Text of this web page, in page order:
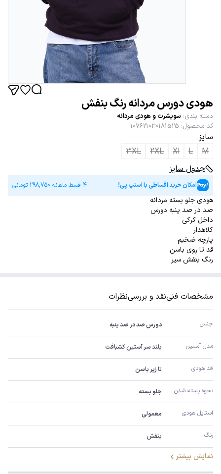
هودی دورس مردانه رنگ بنفش
دسته بندی: سویشرت و هودی مردانه
کد محصول:
107621030181525
سایز
M
L
Xl
2XL
3XL
جدول سایز
امکان خرید اقساطی با اسنپ پی! 4 قسط ماهانه 298,750 تومانی
هودی جلو بسته مردانه
صد در صد پنبه دورس
داخل کرکی
کلاهدار
پارچه ضخیم
قد تا روی باسن
رنگ بنفش سیر
مشخصات فنینقد و بررسینظرات
جنس دورس صد در صد پنبه
مدل آستین بلند سر آستین کشبافت
قد هودی تا زیر باسن
نحوه بسته شدن جلو بسته
استایل هودی معمولی
رنگ بنفش
نمایش بیشتر